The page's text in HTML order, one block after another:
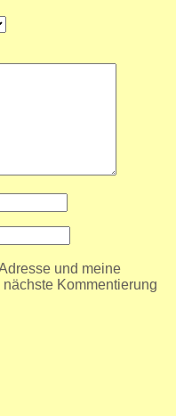
und meine
Kommentierung